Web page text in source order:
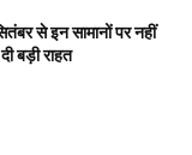
से इन सामानों पर नहीं
बड़ी राहत